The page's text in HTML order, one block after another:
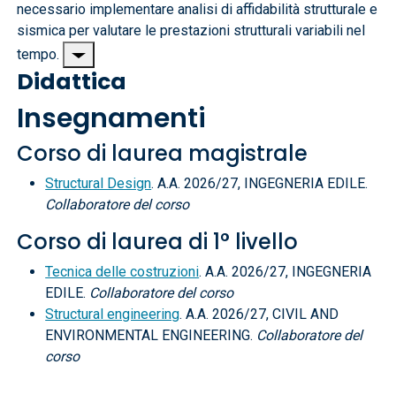
necessario implementare analisi di affidabilità strutturale e
sismica per valutare le prestazioni strutturali variabili nel
tempo.
Didattica
Insegnamenti
Corso di laurea magistrale
Structural Design. A.A. 2026/27, INGEGNERIA EDILE.
Collaboratore del corso
Corso di laurea di 1° livello
Tecnica delle costruzioni. A.A. 2026/27, INGEGNERIA
EDILE. Collaboratore del corso
Structural engineering. A.A. 2026/27, CIVIL AND
ENVIRONMENTAL ENGINEERING. Collaboratore del
corso